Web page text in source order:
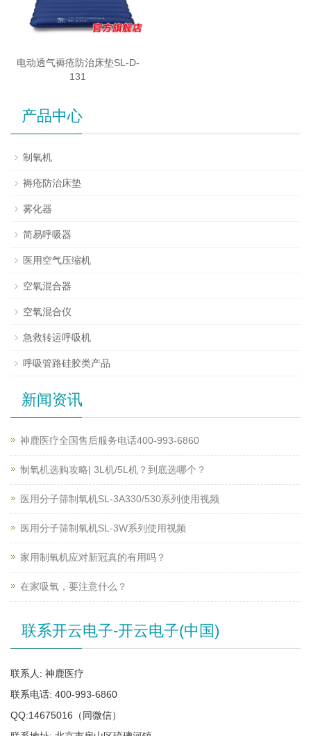
电动透气褥疮防治床垫SL-D-
131
产品中心
制氧机
褥疮防治床垫
雾化器
简易呼吸器
医用空气压缩机
空氧混合器
空氧混合仪
急救转运呼吸机
呼吸管路硅胶类产品
新闻资讯
神鹿医疗全国售后服务电话400-993-6860
制氧机选购攻略| 3L机/5L机？到底选哪个？
医用分子筛制氧机SL-3A330/530系列使用视频
医用分子筛制氧机SL-3W系列使用视频
家用制氧机应对新冠真的有用吗？
在家吸氧，要注意什么？
联系开云电子-开云电子(中国)
联系人: 神鹿医疗
联系电话: 400-993-6860
QQ:14675016（同微信）